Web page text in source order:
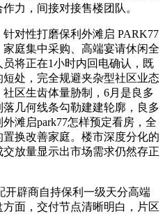
力，间接对接售楼团队。
性打磨保利外滩启 PARK77
庭集中采购、高端宴请休闲全
将正在1小时内回电确认，既
处，完全规避夹杂型社区业态
区生齿体量胁制，6月是良多
几何线条勾勒建建轮廓，良多
滩启park77怎样预定看房，全
换改善家庭。楼市深度分化的
放量显示出市场需求仍然存正
辟商自持保利一级天分高端
面，交付节点清晰明白，片区